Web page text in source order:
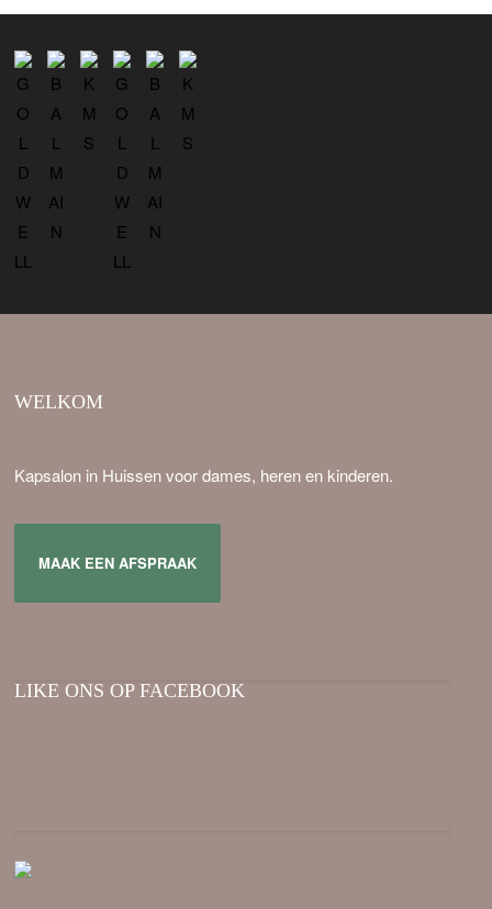
WELKOM
Kapsalon in Huissen voor dames, heren en kinderen.
MAAK EEN AFSPRAAK
LIKE ONS OP FACEBOOK